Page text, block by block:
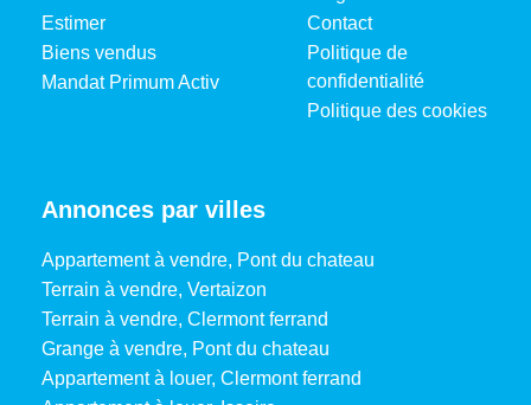
Estimer
Biens vendus
Mandat Primum Activ
Contact
Politique de
confidentialité
Politique des cookies
Annonces par villes
Appartement à vendre, Pont du chateau
Terrain à vendre, Vertaizon
Terrain à vendre, Clermont ferrand
Grange à vendre, Pont du chateau
Appartement à louer, Clermont ferrand